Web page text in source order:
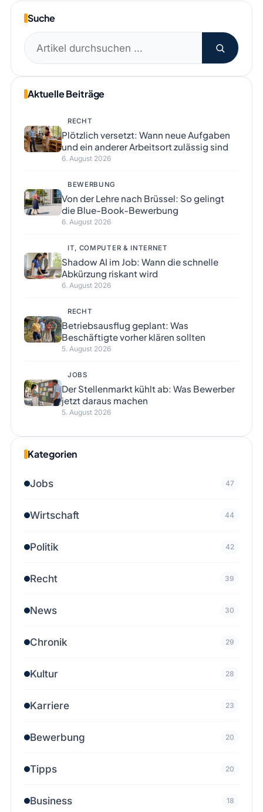
Suche
Suchen
nach:
Aktuelle Beiträge
RECHT
Plötzlich versetzt: Wann neue Aufgaben
und ein anderer Arbeitsort zulässig sind
6. August 2026
BEWERBUNG
Von der Lehre nach Brüssel: So gelingt
die Blue-Book-Bewerbung
6. August 2026
IT, COMPUTER & INTERNET
Shadow AI im Job: Wann die schnelle
Abkürzung riskant wird
6. August 2026
RECHT
Betriebsausflug geplant: Was
Beschäftigte vorher klären sollten
5. August 2026
JOBS
Der Stellenmarkt kühlt ab: Was Bewerber
jetzt daraus machen
5. August 2026
Kategorien
Jobs 47
Wirtschaft 44
Politik 42
Recht 39
News 30
Chronik 29
Kultur 28
Karriere 23
Bewerbung 20
Tipps 20
Business 18